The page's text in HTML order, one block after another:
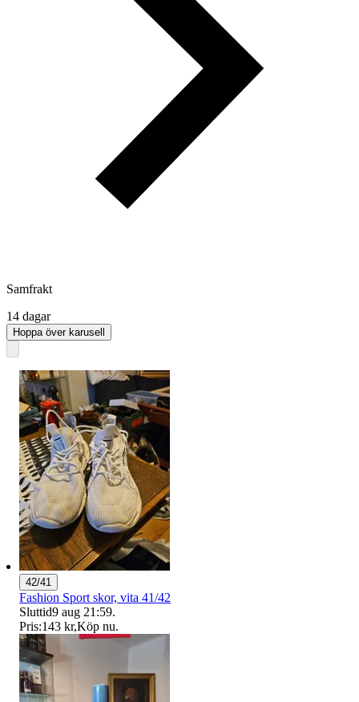
Samfrakt
14 dagar
Hoppa över karusell
42/41
Fashion Sport skor, vita 41/42
Sluttid9 aug 21:59.
Pris:143 kr,Köp nu.